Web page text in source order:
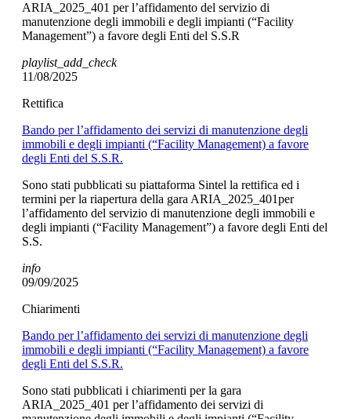
ARIA_2025_401 per l’affidamento del servizio di
manutenzione degli immobili e degli impianti (“Facility
Management”) a favore degli Enti del S.S.R
playlist_add_check
11/08/2025
Rettifica
Bando per l’affidamento dei servizi di manutenzione degli
immobili e degli impianti (“Facility Management) a favore
degli Enti del S.S.R.
Sono stati pubblicati su piattaforma Sintel la rettifica ed i
termini per la riapertura della gara ARIA_2025_401per
l’affidamento del servizio di manutenzione degli immobili e
degli impianti (“Facility Management”) a favore degli Enti del
S.S.
info
09/09/2025
Chiarimenti
Bando per l’affidamento dei servizi di manutenzione degli
immobili e degli impianti (“Facility Management) a favore
degli Enti del S.S.R.
Sono stati pubblicati i chiarimenti per la gara
ARIA_2025_401 per l’affidamento dei servizi di